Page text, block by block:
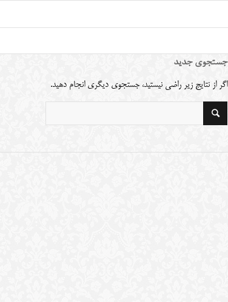
جستجوی جدید
اگر از نتایج زیر راضی نیستید، جستجوی دیگری انجام دهید.